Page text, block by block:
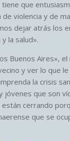
que
violencia y de
dejar atrás los
la salud».
Buenos Aires»,
y ver lo que
la crisis
jóvenes que son
cerrando
que se